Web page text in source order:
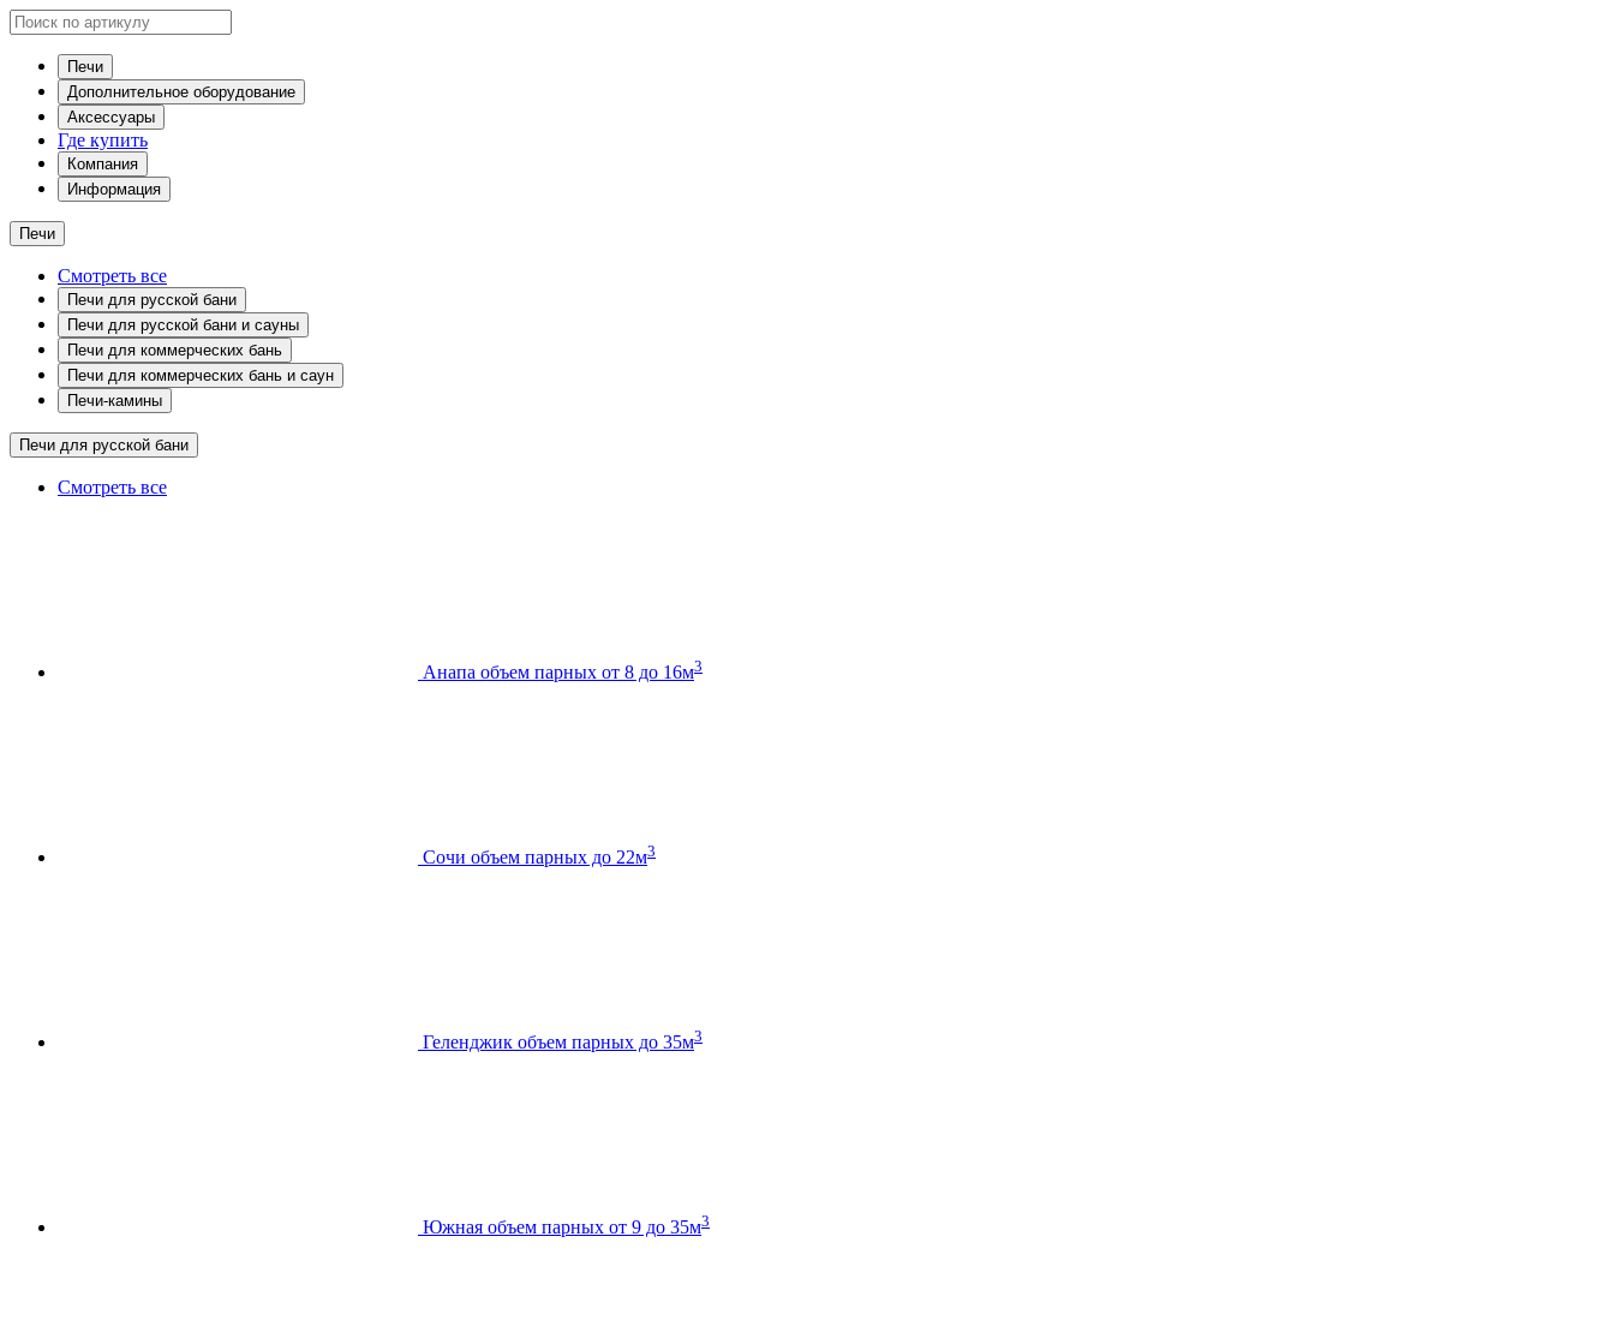
Печи
Дополнительное оборудование
Аксессуары
Где купить
Компания
Информация
Печи
Смотреть все
Печи для русской бани
Печи для русской бани и сауны
Печи для коммерческих бань
Печи для коммерческих бань и саун
Печи-камины
Печи для русской бани
Смотреть все
Анапа объем парных от 8 до 16м3
Сочи объем парных до 22м3
Геленджик объем парных до 35м3
Южная объем парных от 9 до 35м3